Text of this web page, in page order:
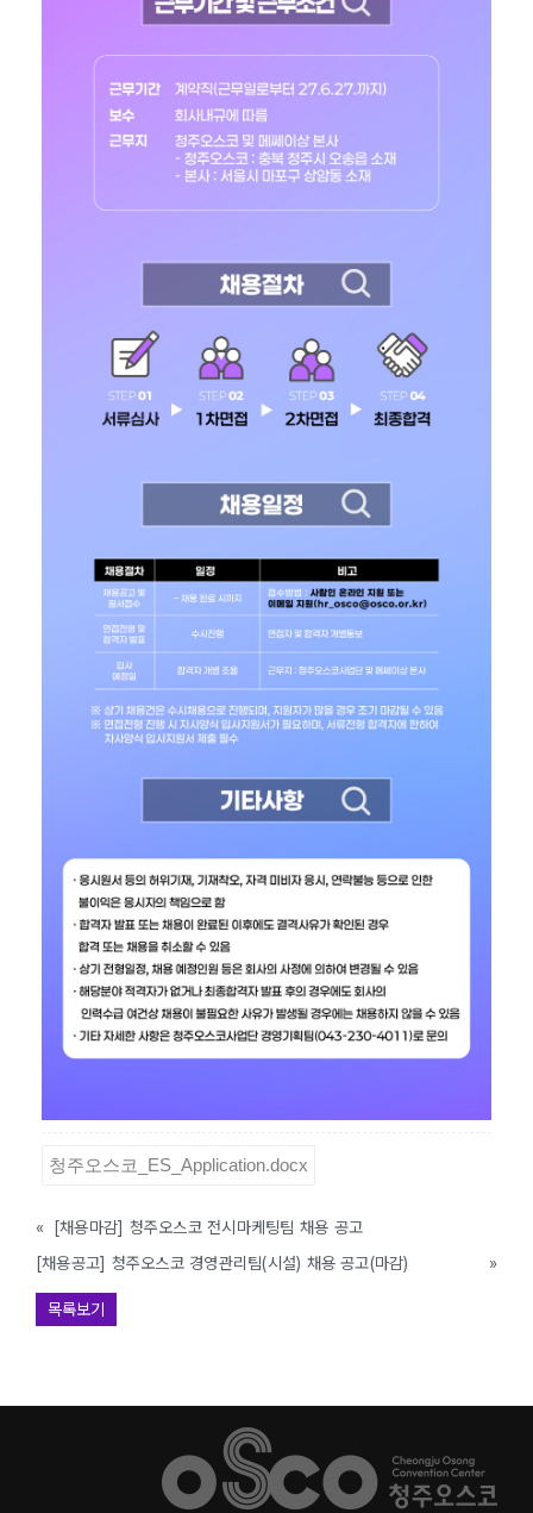
청주오스코_ES_Application.docx
«
[채용마감] 청주오스코 전시마케팅팀 채용 공고
[채용공고] 청주오스코 경영관리팀(시설) 채용 공고(마감)
»
목록보기